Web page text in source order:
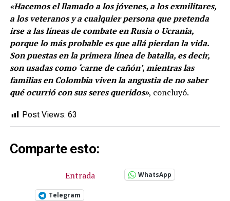
«Hacemos el llamado a los jóvenes, a los exmilitares,
a los veteranos y a cualquier persona que pretenda
irse a las líneas de combate en Rusia o Ucrania,
porque lo más probable es que allá pierdan la vida.
Son puestas en la primera línea de batalla, es decir,
son usadas como ‘carne de cañón’, mientras las
familias en Colombia viven la angustia de no saber
qué ocurrió con sus seres queridos», concluyó.
Post Views: 63
Comparte esto:
Entrada WhatsApp
Telegram